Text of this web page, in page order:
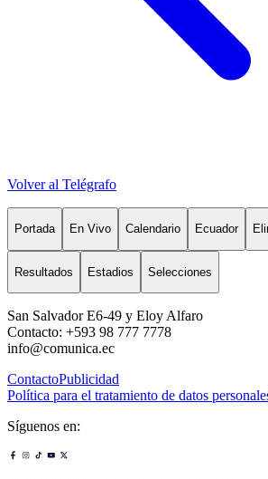
Volver al Telégrafo
Portada En Vivo Calendario Ecuador
Resultados Estadios Selecciones
San Salvador E6-49 y Eloy Alfaro
Contacto: +593 98 777 7778
info@comunica.ec
ContactoPublicidad
Política para el tratamiento de datos
Síguenos en: